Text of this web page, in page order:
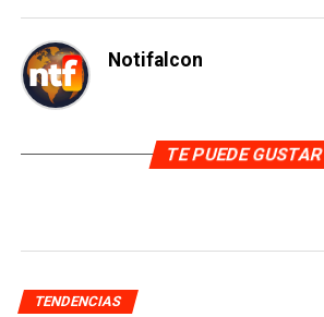
Notifalcon
TE PUEDE GUSTAR
TENDENCIAS